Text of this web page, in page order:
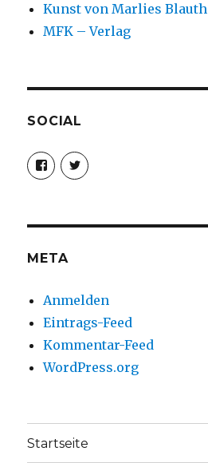
Kunst von Marlies Blauth
MFK – Verlag
SOCIAL
Profil
von
christoph.fleischer1
anzeigen
Profil
von
anzeigen
META
Anmelden
Eintrags-Feed
Kommentar-Feed
WordPress.org
Startseite